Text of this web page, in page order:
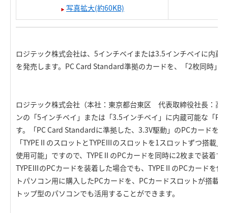
写真拡大(約60KB)
ロジテック株式会社は、5インチベイまたは3.5インチベイに内蔵
を発売します。PC Card Standard準拠のカードを、「2枚同時」
ロジテック株式会社（本社：東京都台東区 代表取締役社長：高
ンの「5インチベイ」または「3.5インチベイ」に内蔵可能な「
す。「PC Card Standardに準拠した、3.3V駆動」のPCカードを
「TYPEⅡのスロットとTYPEⅢのスロットを1スロットずつ搭載
使用可能」ですので、TYPEⅡのPCカードを同時に2枚まで装着す
TYPEⅢのPCカードを装着した場合でも、TYPEⅡのPCカードを併
トパソコン用に購入したPCカードを、PCカードスロットが搭載
トップ型のパソコンでも活用することができます。